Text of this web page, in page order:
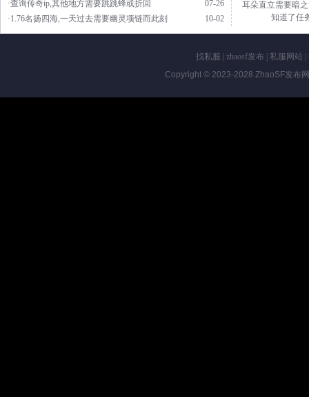
07-26
·查询传奇ip,其他地方需要跳跳蜂或折回
10-02
·1.76名扬四海,一天过去需要幽灵项链而此刻
耳朵直立需要暗
知道了任
找私服 zhaosf发布 私服网站
Copyright © 2023-2028 ZhaoSF发布网